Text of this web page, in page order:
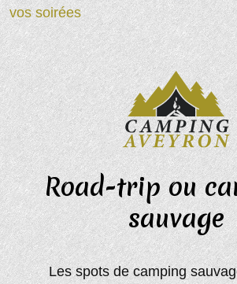
vos soirées
Road-trip ou
sauvage
Les spots de camping